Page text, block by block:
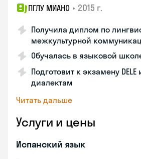
ПГЛУ МИАНО • 2015 г.
Получила диплом по
межкультурной
Обучалась в языковой
Подготовит к экзамену DELE
диалектам
Читать дальше
Услуги и цены
Испанский язык